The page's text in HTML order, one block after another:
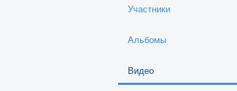
Участники
Альбомы
Видео